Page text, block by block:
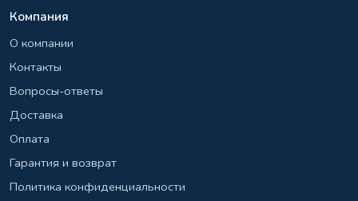
Компания
О компании
Контакты
Вопросы-ответы
Доставка
Оплата
Гарантия и возврат
Политика конфиденциальности